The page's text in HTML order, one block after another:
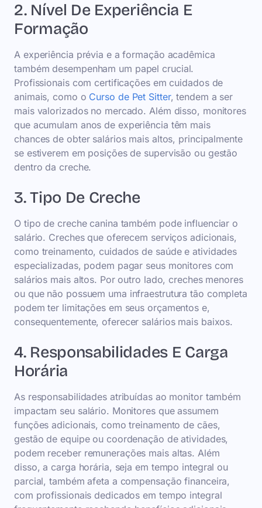
2. Nível De Experiência E
Formação
A experiência prévia e a formação acadêmica
também desempenham um papel crucial.
Profissionais com certificações em cuidados de
animais, como o Curso de Pet Sitter, tendem a ser
mais valorizados no mercado. Além disso, monitores
que acumulam anos de experiência têm mais
chances de obter salários mais altos, principalmente
se estiverem em posições de supervisão ou gestão
dentro da creche.
3. Tipo De Creche
O tipo de creche canina também pode influenciar o
salário. Creches que oferecem serviços adicionais,
como treinamento, cuidados de saúde e atividades
especializadas, podem pagar seus monitores com
salários mais altos. Por outro lado, creches menores
ou que não possuem uma infraestrutura tão completa
podem ter limitações em seus orçamentos e,
consequentemente, oferecer salários mais baixos.
4. Responsabilidades E Carga
Horária
As responsabilidades atribuídas ao monitor também
impactam seu salário. Monitores que assumem
funções adicionais, como treinamento de cães,
gestão de equipe ou coordenação de atividades,
podem receber remunerações mais altas. Além
disso, a carga horária, seja em tempo integral ou
parcial, também afeta a compensação financeira,
com profissionais dedicados em tempo integral